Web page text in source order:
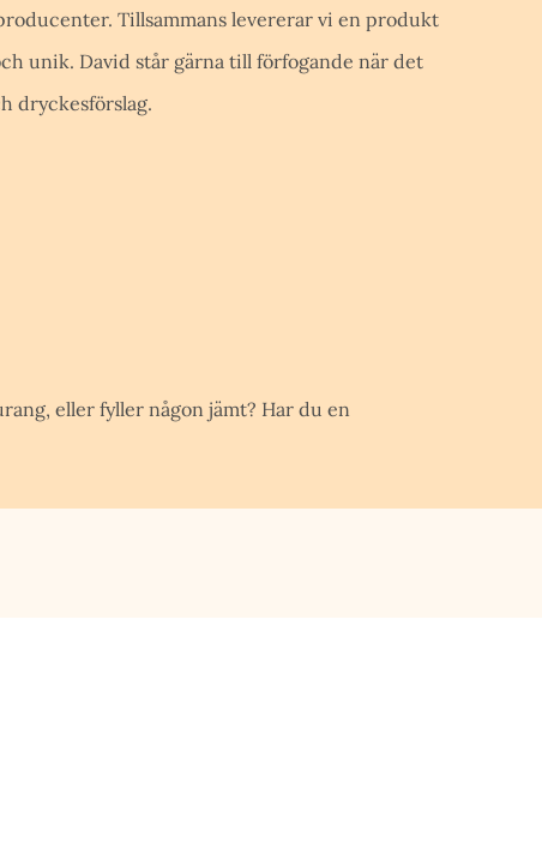
Tillsammans levererar vi en produkt
unik. David står gärna till förfogande när det
dryckesförslag.
eller fyller någon jämt? Har du en